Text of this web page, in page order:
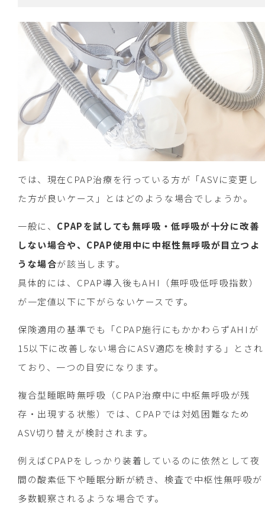
では、現在CPAP治療を行っている方が「ASVに変更し
た方が良いケース」とはどのような場合でしょうか。
一般に、 CPAPを試しても無呼吸・低呼吸が十分に改善
しない場合や、CPAP使用中に中枢性無呼吸が目立つよ
うな場合が該当します。
具体的には、CPAP導入後もAHI（無呼吸低呼吸指数）
が一定値以下に下がらないケースです。
保険適用の基準でも「CPAP施行にもかかわらずAHIが
15以下に改善しない場合にASV適応を検討する」とされ
ており、一つの目安になります。
複合型睡眠時無呼吸（CPAP治療中に中枢無呼吸が残
存・出現する状態）では、CPAPでは対処困難なため
ASV切り替えが検討されます。
例えばCPAPをしっかり装着しているのに依然として夜
間の酸素低下や睡眠分断が続き、検査で中枢性無呼吸が
多数観察されるような場合です。